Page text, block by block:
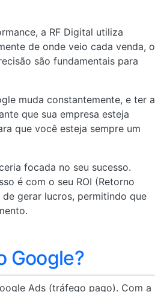
a RF Digital utiliza
de onde veio cada venda, o
são fundamentais para
muda constantemente, e ter a
que sua empresa esteja
que você esteja sempre um
focada no seu sucesso.
é com o seu ROI (Retorno
de gerar lucros, permitindo que
Google?
Ads (tráfego pago). Com a